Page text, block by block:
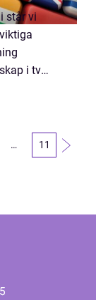
står vi
i två
… 11